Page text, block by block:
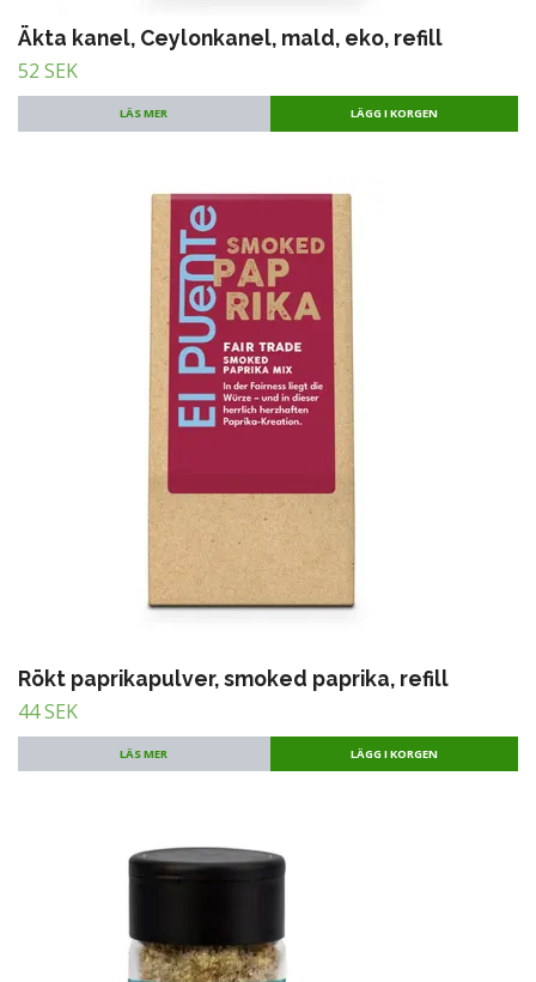
Äkta kanel, Ceylonkanel, mald, eko, refill
52 SEK
LÄS MER
Rökt paprikapulver, smoked paprika, refill
44 SEK
LÄS MER